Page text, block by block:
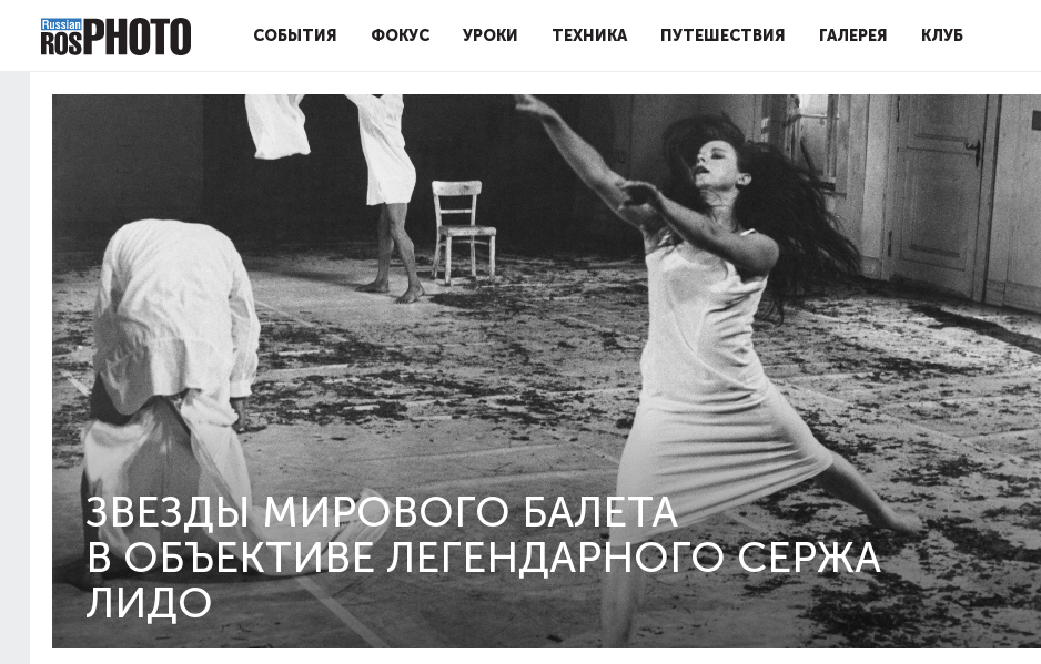
СОБЫТИЯ ФОКУС УРОКИ ТЕХНИКА ПУТЕШЕСТВИЯ ГАЛЕРЕЯ КЛУБ
ЗВЕЗДЫ МИРОВОГО БАЛЕТА
В ОБЪЕКТИВЕ ЛЕГЕНДАРНОГО СЕРЖА
ЛИДО